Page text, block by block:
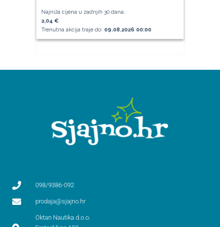
Najniža cijena u zadnjih 30 dana:
2,04 €
Trenutna akcija traje do: 09.08.2026 00:00
098/9386-092
prodaja@sjajno.hr
Oktan Nautika d.o.o.